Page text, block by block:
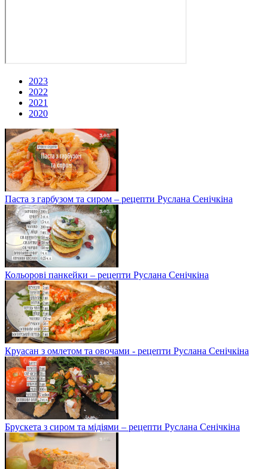
2023
2022
2021
2020
Паста з гарбузом та сиром – рецепти Руслана Сенічкіна
Кольорові панкейки – рецепти Руслана Сенічкіна
Круасан з омлетом та овочами - рецепти Руслана Сенічкіна
Брускета з сиром та мідіями – рецепти Руслана Сенічкіна